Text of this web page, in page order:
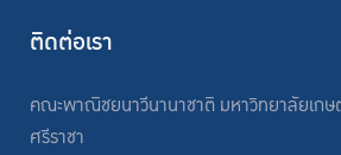
ติดต่อเรา
คณะพาณิชยนาวีนานาชาติ มหาวิทยาลัยเกษ
ศรีราชา